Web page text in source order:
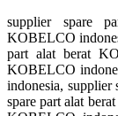
supplier spare
KOBELCO
part alat berat
KOBELCO
indonesia, supplier
spare part alat